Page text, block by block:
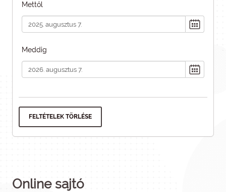
Mettől
Meddig
FELTÉTELEK TÖRLÉSE
Online sajtó